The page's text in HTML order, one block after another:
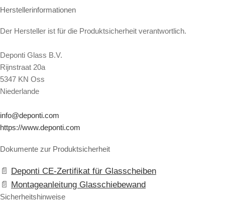
Herstellerinformationen
Der Hersteller ist für die Produktsicherheit verantwortlich.
Deponti Glass B.V.
Rijnstraat 20a
5347 KN Oss
Niederlande
info@deponti.com
https://www.deponti.com
Dokumente zur Produktsicherheit
Deponti CE-Zertifikat für Glasscheiben
Montageanleitung Glasschiebewand
Sicherheitshinweise